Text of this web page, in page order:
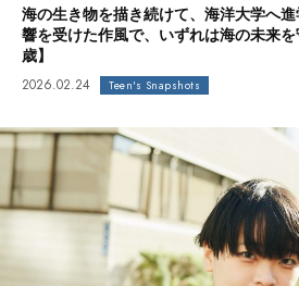
海の生き物を描き続けて、海洋大学へ
響を受けた作風で、いずれは海の未来
歳】
2026.02.24 Teen's Snapshots